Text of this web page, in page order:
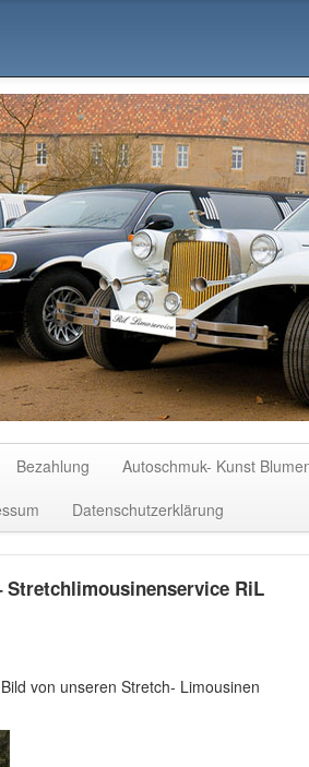
Bezahlung Autoschmuk- Kunst
Datenschutzerklärung
Stretchlimousinenservice RiL
von unseren Stretch- Limousinen